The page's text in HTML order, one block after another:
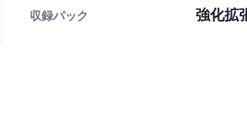
収録パック 強化拡